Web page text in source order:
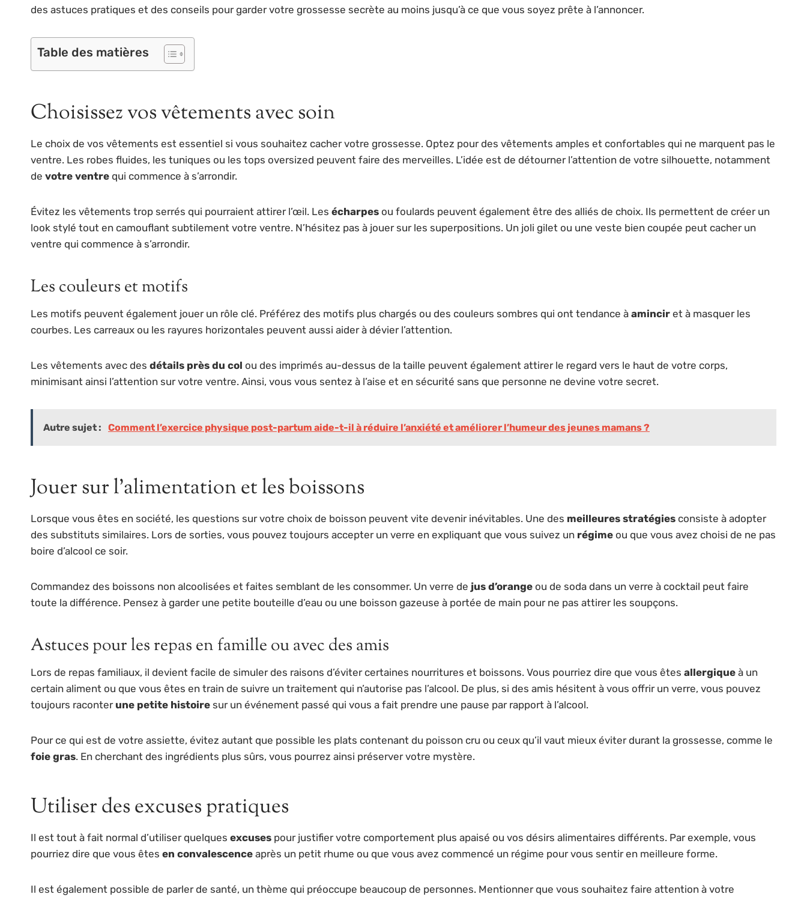
des astuces pratiques et des conseils pour garder votre grossesse secrète au moins jusqu’à ce que vous soyez prête à l’annoncer.
Table des matières
Choisissez vos vêtements avec soin
Le choix de vos vêtements est essentiel si vous souhaitez cacher votre grossesse. Optez pour des vêtements amples et confortables qui ne marquent pas le
ventre. Les robes fluides, les tuniques ou les tops oversized peuvent faire des merveilles. L’idée est de détourner l’attention de votre silhouette, notamment
de votre ventre qui commence à s’arrondir.
Évitez les vêtements trop serrés qui pourraient attirer l’œil. Les écharpes ou foulards peuvent également être des alliés de choix. Ils permettent de créer un
look stylé tout en camouflant subtilement votre ventre. N’hésitez pas à jouer sur les superpositions. Un joli gilet ou une veste bien coupée peut cacher un
ventre qui commence à s’arrondir.
Les couleurs et motifs
Les motifs peuvent également jouer un rôle clé. Préférez des motifs plus chargés ou des couleurs sombres qui ont tendance à amincir et à masquer les
courbes. Les carreaux ou les rayures horizontales peuvent aussi aider à dévier l’attention.
Les vêtements avec des détails près du col ou des imprimés au-dessus de la taille peuvent également attirer le regard vers le haut de votre corps,
minimisant ainsi l’attention sur votre ventre. Ainsi, vous vous sentez à l’aise et en sécurité sans que personne ne devine votre secret.
Autre sujet : Comment l’exercice physique post-partum aide-t-il à réduire l’anxiété et améliorer l’humeur des jeunes mamans ?
Jouer sur l’alimentation et les boissons
Lorsque vous êtes en société, les questions sur votre choix de boisson peuvent vite devenir inévitables. Une des meilleures stratégies consiste à adopter
des substituts similaires. Lors de sorties, vous pouvez toujours accepter un verre en expliquant que vous suivez un régime ou que vous avez choisi de ne pas
boire d’alcool ce soir.
Commandez des boissons non alcoolisées et faites semblant de les consommer. Un verre de jus d’orange ou de soda dans un verre à cocktail peut faire
toute la différence. Pensez à garder une petite bouteille d’eau ou une boisson gazeuse à portée de main pour ne pas attirer les soupçons.
Astuces pour les repas en famille ou avec des amis
Lors de repas familiaux, il devient facile de simuler des raisons d’éviter certaines nourritures et boissons. Vous pourriez dire que vous êtes allergique à un
certain aliment ou que vous êtes en train de suivre un traitement qui n’autorise pas l’alcool. De plus, si des amis hésitent à vous offrir un verre, vous pouvez
toujours raconter une petite histoire sur un événement passé qui vous a fait prendre une pause par rapport à l’alcool.
Pour ce qui est de votre assiette, évitez autant que possible les plats contenant du poisson cru ou ceux qu’il vaut mieux éviter durant la grossesse, comme le
foie gras. En cherchant des ingrédients plus sûrs, vous pourrez ainsi préserver votre mystère.
Utiliser des excuses pratiques
Il est tout à fait normal d’utiliser quelques excuses pour justifier votre comportement plus apaisé ou vos désirs alimentaires différents. Par exemple, vous
pourriez dire que vous êtes en convalescence après un petit rhume ou que vous avez commencé un régime pour vous sentir en meilleure forme.
Il est également possible de parler de santé, un thème qui préoccupe beaucoup de personnes. Mentionner que vous souhaitez faire attention à votre